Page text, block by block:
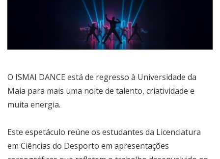
O ISMAI DANCE está de regresso à Universidade da
Maia para mais uma noite de talento, criatividade e
muita energia.
Este espetáculo reúne os estudantes da Licenciatura
em Ciências do Desporto em apresentações